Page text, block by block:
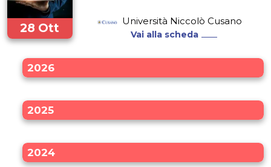
28 Ott
Università Niccolò Cusano
Vai alla scheda
2026
2025
2024